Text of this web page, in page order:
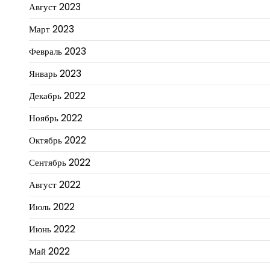
Август 2023
Март 2023
Февраль 2023
Январь 2023
Декабрь 2022
Ноябрь 2022
Октябрь 2022
Сентябрь 2022
Август 2022
Июль 2022
Июнь 2022
Май 2022